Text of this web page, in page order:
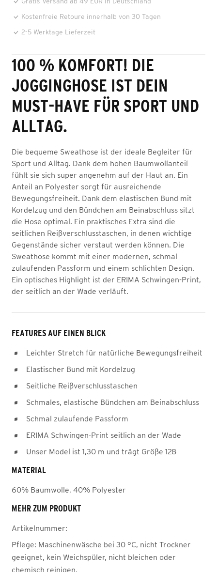
Kostenfreie Retoure innerhalb von 30 Tagen
2-5 Werktage Lieferzeit
100 % KOMFORT! DIE
JOGGINGHOSE IST DEIN
MUST-HAVE FÜR SPORT UND
ALLTAG.
Die bequeme Sweathose ist der ideale Begleiter für
Sport und Alltag. Dank dem hohen Baumwollanteil
fühlt sie sich super angenehm auf der Haut an. Ein
Anteil an Polyester sorgt für ausreichende
Bewegungsfreiheit. Dank dem elastischen Bund mit
Kordelzug und den Bündchen am Beinabschluss sitzt
die Hose optimal. Ein praktisches Extra sind die
seitlichen Reißverschlusstaschen, in denen wichtige
Gegenstände sicher verstaut werden können. Die
Sweathose kommt mit einer modernen, schmal
zulaufenden Passform und einem schlichten Design.
Ein optisches Highlight ist der ERIMA Schwingen-Print,
der seitlich an der Wade verläuft.
FEATURES AUF EINEN BLICK
Leichter Stretch für natürliche Bewegungsfreiheit
Elastischer Bund mit Kordelzug
Seitliche Reißverschlusstaschen
Schmales, elastische Bündchen am Beinabschluss
Schmal zulaufende Passform
ERIMA Schwingen-Print seitlich an der Wade
Unser Model ist 1,30 m und trägt Größe 128
MATERIAL
60% Baumwolle, 40% Polyester
MEHR ZUM PRODUKT
Artikelnummer:
Pflege: Maschinenwäsche bei 30 °C, nicht Trockner
geeignet, kein Weichspüler, nicht bleichen oder
chemisch reinigen.